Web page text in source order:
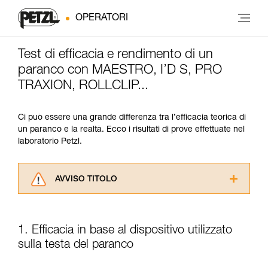
OPERATORI
Test di efficacia e rendimento di un
paranco con MAESTRO, I’D S, PRO
TRAXION, ROLLCLIP...
Ci può essere una grande differenza tra l’efficacia teorica di
un paranco e la realtà. Ecco i risultati di prove effettuate nel
laboratorio Petzl.
AVVISO TITOLO
consultarlo. Dovete aver compreso le
informazioni dell’istruzione tecnica per poter
capire queste ulteriori informazioni.
1. Efficacia in base al dispositivo utilizzato
sulla testa del paranco